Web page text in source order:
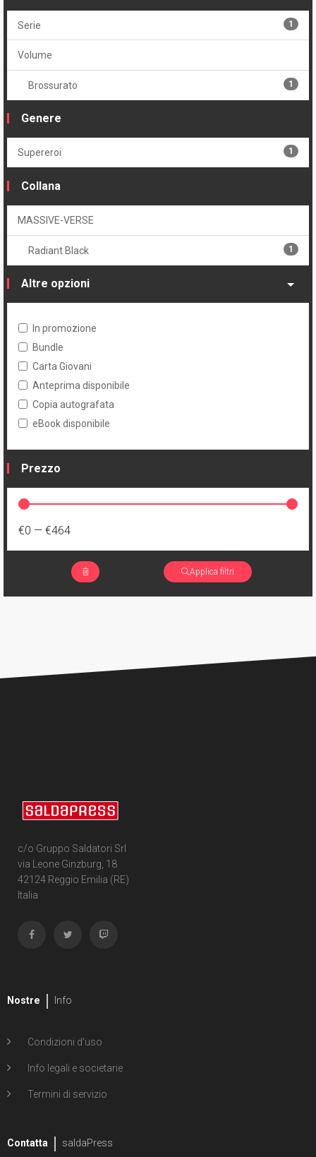
Serie 1
Volume
Brossurato 1
Genere
Supereroi 1
Collana
MASSIVE-VERSE
Radiant Black 1
Altre opzioni
In promozione
Bundle
Carta Giovani
Anteprima disponibile
Copia autografata
eBook disponibile
Prezzo
€0 — €464
Applica filtri
c/o Gruppo Saldatori Srl
via Leone Ginzburg, 18
42124 Reggio Emilia (RE)
Italia
Nostre Info
Condizioni d'uso
Info legali e societarie
Termini di servizio
Contatta saldaPress